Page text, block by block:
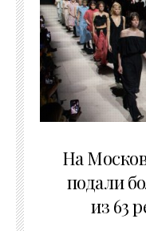
На
подали
из 63